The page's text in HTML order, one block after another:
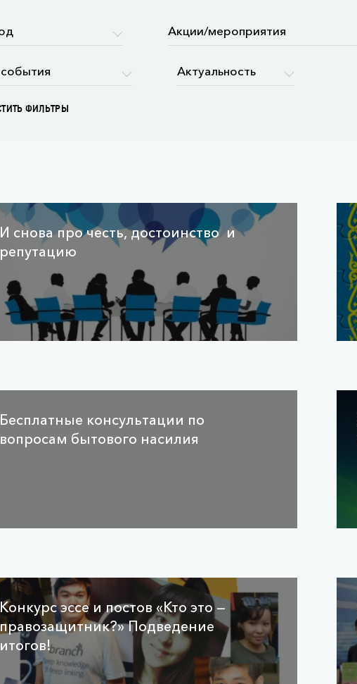
ФИЛЬТРЫ
И снова про честь, достоинство и
репутацию
Бесплатные консультации по
вопросам бытового насилия
Конкурс эссе и постов «Кто это —
правозащитник?» Подведение
итогов!